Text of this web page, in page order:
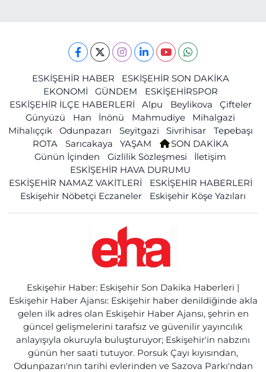
ESKİŞEHİR HABER
ESKİŞEHİR SON DAKİKA
EKONOMİ
GÜNDEM
ESKİŞEHİRSPOR
ESKİŞEHİR İLÇE HABERLERİ
Alpu Beylikova
Çifteler
Günyüzü
Han İnönü Mahmudiye
Mihalgazi
Mihalıççık
Odunpazarı Seyitgazi Sivrihisar
Tepebaşı
ROTA
Sarıcakaya YAŞAM
SON DAKİKA
Günün İçinden
Gizlilik Sözleşmesi
İletişim
ESKİŞEHİR HAVA DURUMU
ESKİŞEHİR NAMAZ VAKİTLERİ
ESKİŞEHİR HABERLERİ
Eskişehir Nöbetçi Eczaneler
Eskişehir Köşe Yazıları
Eskişehir Haber: Eskişehir Son Dakika Haberleri |
Eskişehir Haber Ajansı: Eskişehir haber denildiğinde akla
gelen ilk adres olan Eskişehir Haber Ajansı, şehrin en
güncel gelişmelerini tarafsız ve güvenilir yayıncılık
anlayışıyla okuruyla buluşturuyor; Eskişehir'in nabzını
günün her saati tutuyor. Porsuk Çayı kıyısından,
Odunpazarı'nın tarihi evlerinden ve Sazova Parkı'ndan